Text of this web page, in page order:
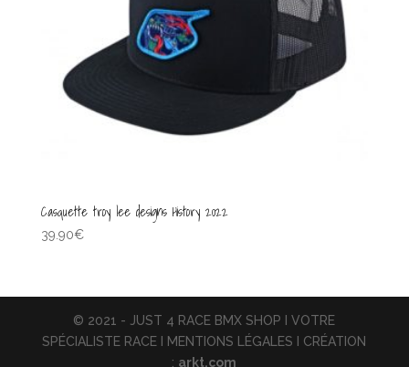
Casquette troy lee designs History 2022
39.90€
© 2021 - JUST 4 RACE BMX SHOP I VOTRE
SPÉCIALISTE RACE I MENTIONS LÉGALES I CRÉATION
: arkt.com